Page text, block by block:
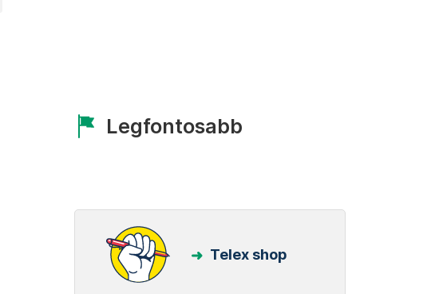
Legfontosabb
Telex shop